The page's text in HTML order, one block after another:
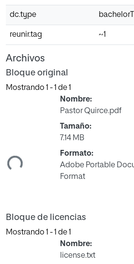
dc.type
reunir.tag ~1
Archivos
Bloque original
Mostrando 1 - 1 de 1
Nombre:
Pastor Quirce.pdf
Tamaño:
7.14 MB
Formato:
Adobe Portable
Format
Bloque de licencias
Mostrando 1 - 1 de 1
Nombre:
license.txt